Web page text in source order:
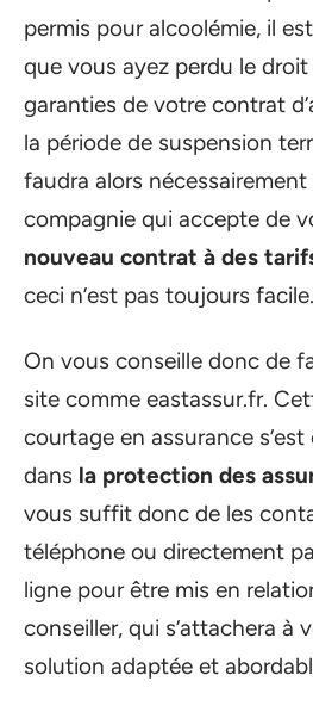
permis pour alcoolémie, il
que vous ayez perdu le
garanties de votre contrat
la période de suspension
faudra alors
compagnie qui accepte de
nouveau contrat à des
ceci n’est pas toujours facile.
On vous conseille donc de
site comme eastassur.fr.
courtage en assurance
dans la protection des
vous suffit donc de les
téléphone ou directement
ligne pour être mis en
conseiller, qui s’attachera à
solution adaptée et